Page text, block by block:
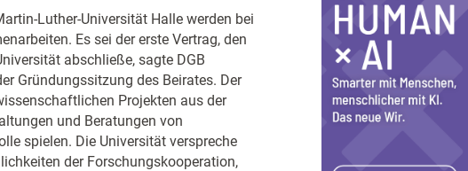
Luther-Universität Halle werden bei
Es sei der erste Vertrag, den
abschließe, sagte DGB
Gründungssitzung des Beirates. Der
Projekten aus der
und Beratungen von
spielen. Die Universität verspreche
der Forschungskooperation,